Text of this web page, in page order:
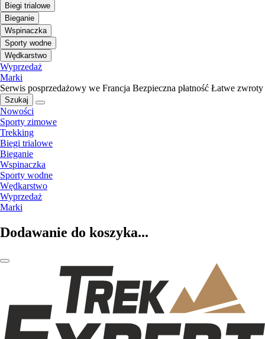
Biegi trialowe
Bieganie
Wspinaczka
Sporty wodne
Wędkarstwo
Wyprzedaż
Marki
Serwis posprzedażowy we Francja Bezpieczna płatność Łatwe zwroty
Szukaj
Nowości
Sporty zimowe
Trekking
Biegi trialowe
Bieganie
Wspinaczka
Sporty wodne
Wędkarstwo
Wyprzedaż
Marki
Dodawanie do koszyka...